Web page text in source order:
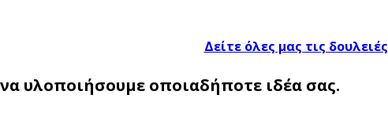
Δείτε όλες μας τις δουλειές
υλοποιήσουμε οποιαδήποτε ιδέα σας.